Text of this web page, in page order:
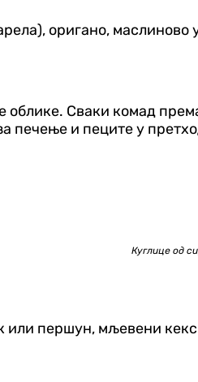
оригано, маслиново
облике. Сваки комад
и пеците у
Куглице од
или першун, мљевени